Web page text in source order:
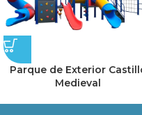
Parque de Exterior
Medieval